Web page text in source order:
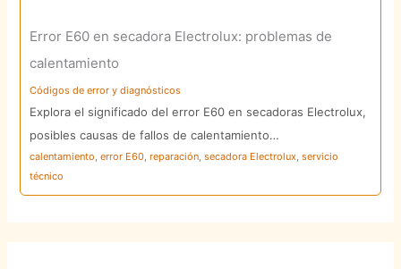
Error E60 en secadora Electrolux: problemas de
calentamiento
Códigos de error y diagnósticos
Explora el significado del error E60 en secadoras Electrolux,
posibles causas de fallos de calentamiento…
calentamiento,error E60,reparación,secadora Electrolux,servicio
técnico